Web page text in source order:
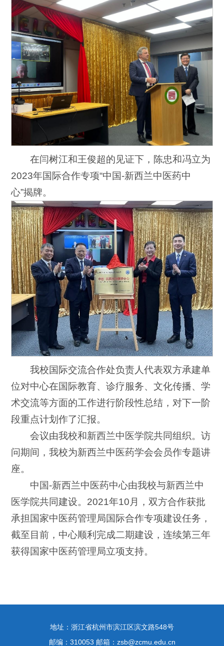
在闫树江和王俊超的见证下，陈忠和冯立为
2023年国际合作专项“中国-新西兰中医药中
心”揭牌。
我校国际交流合作处负责人代表双方承建单
位对中心在国际教育、诊疗服务、文化传播、学
术交流等方面的工作进行阶段性总结，对下一阶
段重点计划作了汇报。
会议由我校和新西兰中医学院共同组织。访
问期间，我校为新西兰中医药学会会员作专题讲
座。
中国-新西兰中医药中心由我校与新西兰中
医学院共同建设。2021年10月，双方合作获批
承担国家中医药管理局国际合作专项建设任务，
截至目前，中心顺利完成二期建设，连续第三年
获得国家中医药管理局立项支持。
地址：浙江省杭州市滨江区滨文路548号
邮编：310053 邮箱：zsb@zcmu.edu.cn